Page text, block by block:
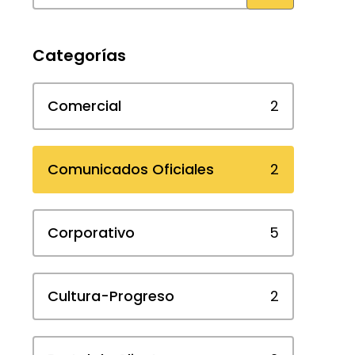
Categorías
Comercial 2
Comunicados Oficiales 2
Corporativo 5
Cultura-Progreso 2